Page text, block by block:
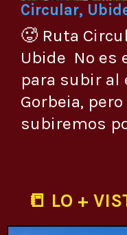
Circular,
🥵 Ruta
Ubide No es
para subir
Gorbeia,
subiremos
📒 LO +